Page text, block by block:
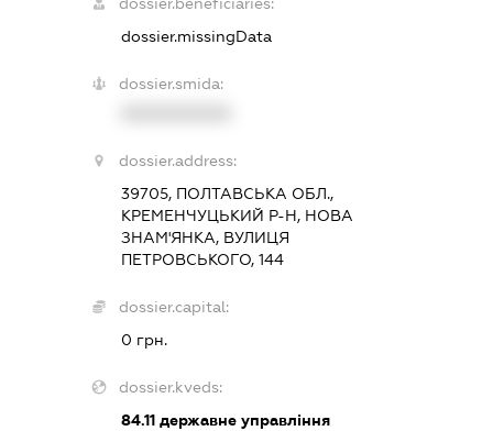
dossier.missingData
dossier.smida:
dossier.address:
39705, ПОЛТАВСЬКА ОБЛ.,
КРЕМЕНЧУЦЬКИЙ Р-Н, НОВА
ЗНАМ'ЯНКА, ВУЛИЦЯ
ПЕТРОВСЬКОГО, 144
dossier.capital:
0 грн.
dossier.kveds:
84.11державне управління